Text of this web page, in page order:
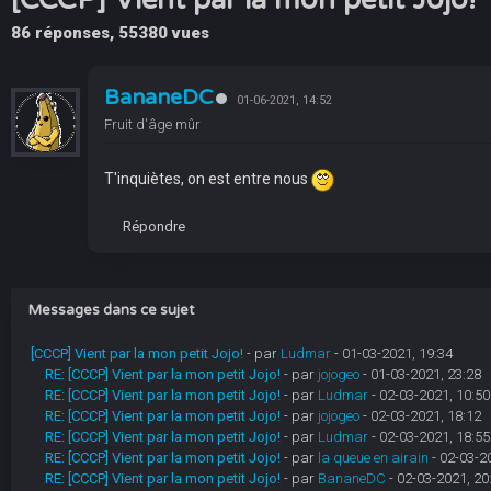
86 réponses, 55380 vues
BananeDC 01-06-2021, 14:52
Fruit d'âge mûr
T'inquiètes, on est entre nous
Répondre
Messages dans ce sujet
[CCCP] Vient par la mon petit Jojo! - par Ludmar- 01-03-2021, 19:34
RE: [CCCP] Vient par la mon petit Jojo! - par jojogeo- 01-03-2021, 23:28
RE: [CCCP] Vient par la mon petit Jojo! - par Ludmar- 02-03-2021, 10:50
RE: [CCCP] Vient par la mon petit Jojo! - par jojogeo- 02-03-2021, 18:12
RE: [CCCP] Vient par la mon petit Jojo! - par Ludmar- 02-03-2021, 18:55
RE: [CCCP] Vient par la mon petit Jojo! - par la queue en airain - 02-03-
RE: [CCCP] Vient par la mon petit Jojo! - par BananeDC - 02-03-2021,